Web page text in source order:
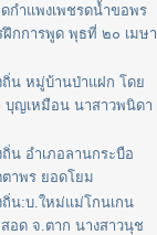
กำแพงเพชรดน้ำขอพร
กการพูด พุธที่ ๒๐ เมษา
น หมู่บ้านป่าแฝก โดย
บุญเหมือน นาสาวพนิดา
น อำเภอลานกระบือ
าพร ยอดโยม
น:บ.ใหม่แม่โกนเกน
อด จ.ตาก นางสาวนุช